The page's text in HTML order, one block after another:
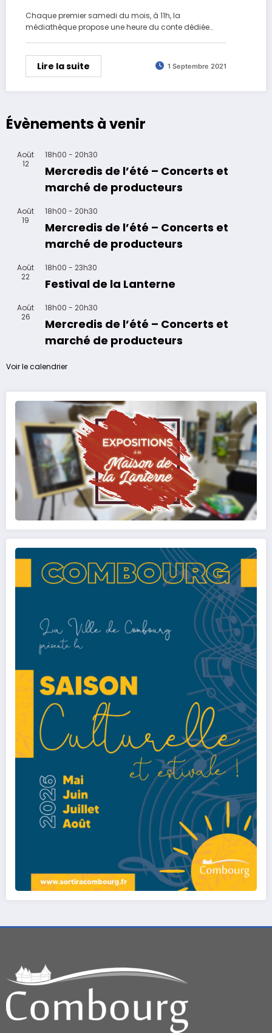
Chaque premier samedi du mois, à 11h, la
médiathèque propose une heure du conte dédiée…
Lire la suite 1 Septembre 2021
Évènements à venir
Août
12
18h00 - 20h30
Mercredis de l’été – Concerts et
marché de producteurs
Août
19
18h00 - 20h30
Mercredis de l’été – Concerts et
marché de producteurs
Août
22
18h00 - 23h30
Festival de la Lanterne
Août
26
18h00 - 20h30
Mercredis de l’été – Concerts et
marché de producteurs
Voir le calendrier